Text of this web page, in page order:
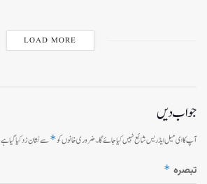
LOAD MORE
جواب دیں
آپ کا ای میل ایڈریس شائع نہیں کیا جائے گا۔ضروری خانوں کو*سے نشان زد کیا گیا ہے
تبصرہ *